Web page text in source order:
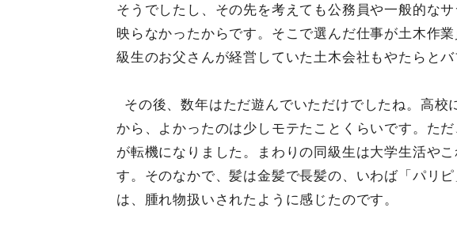
そうでしたし、その先を考えても公務員や一般的な
映らなかったからです。そこで選んだ仕事が土木作
級生のお父さんが経営していた土木会社もやたらと
その後、数年はただ遊んでいただけでしたね。高校
から、よかったのは少しモテたことくらいです。た
が転機になりました。まわりの同級生は大学生活や
す。そのなかで、髪は金髪で長髪の、いわば「パリ
は、腫れ物扱いされたように感じたのです。